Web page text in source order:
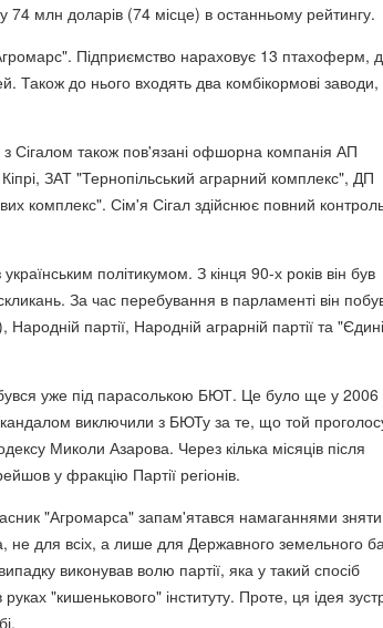
74 млн доларів (74 місце) в останньому рейтингу.
Підприємство нараховує 13 птахоферм,
Також до нього входять два комбікормові заводи,
Сігалом також пов'язані офшорна компанія АП
ЗАТ "Тернопільський аграрний комплекс", ДП
комплекс". Сім'я Сігал здійснює повний
політикумом. З кінця 90-х років він був
За час перебування в парламенті він
партії, Народній аграрній партії та
уже під парасолькою БЮТ. Це було ще у 2006
виключили з БЮТу за те, що той
Миколи Азарова. Через кілька місяців після
у фракцію Партії регіонів.
"Агромарса" запам'ятався намаганнями зняти
не для всіх, а лише для Державного земельного
виконував волю партії, яка у такий спосіб
"кишенькового" інституту. Проте, ця ідея